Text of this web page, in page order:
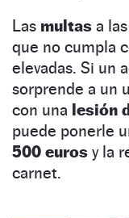
Las multas a
que no cumpla
elevadas. Si un
sorprende a un
con una lesión
puede ponerle
500 euros y la
carnet.